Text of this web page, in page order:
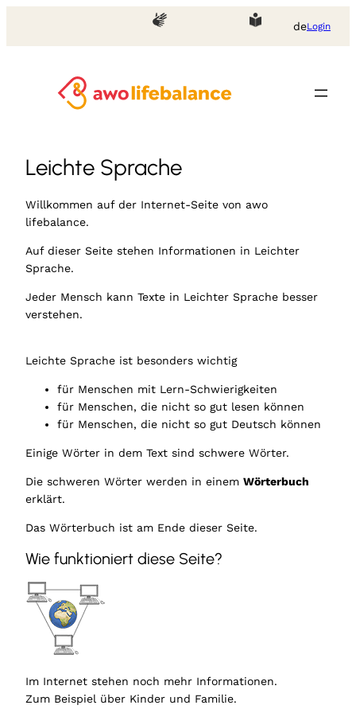
springen
deLogin
Leichte Sprache
Willkommen auf der Internet-Seite von awo
lifebalance.
Auf dieser Seite stehen Informationen in Leichter
Sprache.
Jeder Mensch kann Texte in Leichter Sprache besser
verstehen.
Leichte Sprache ist besonders wichtig
für Menschen mit Lern-Schwierigkeiten
für Menschen, die nicht so gut lesen können
für Menschen, die nicht so gut Deutsch können
Einige Wörter in dem Text sind schwere Wörter.
Die schweren Wörter werden in einem Wörterbuch
erklärt.
Das Wörterbuch ist am Ende dieser Seite.
Wie funktioniert diese Seite?
Im Internet stehen noch mehr Informationen.
Zum Beispiel über Kinder und Familie.